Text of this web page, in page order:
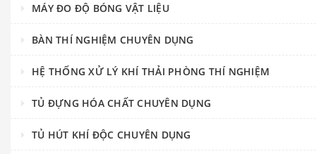
MÁY ĐO ĐỘ BÓNG VẬT LIỆU
BÀN THÍ NGHIỆM CHUYÊN DỤNG
HỆ THỐNG XỬ LÝ KHÍ THẢI PHÒNG THÍ NGHIỆM
TỦ ĐỰNG HÓA CHẤT CHUYÊN DỤNG
TỦ HÚT KHÍ ĐỘC CHUYÊN DỤNG